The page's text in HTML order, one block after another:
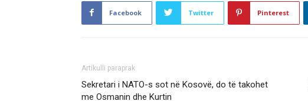
Facebook Twitter Pinterest
Artikulli paraprak
Sekretari i NATO-s sot në Kosovë, do të takohet
me Osmanin dhe Kurtin